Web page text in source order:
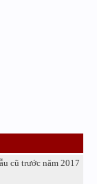
cũ trước năm 2017